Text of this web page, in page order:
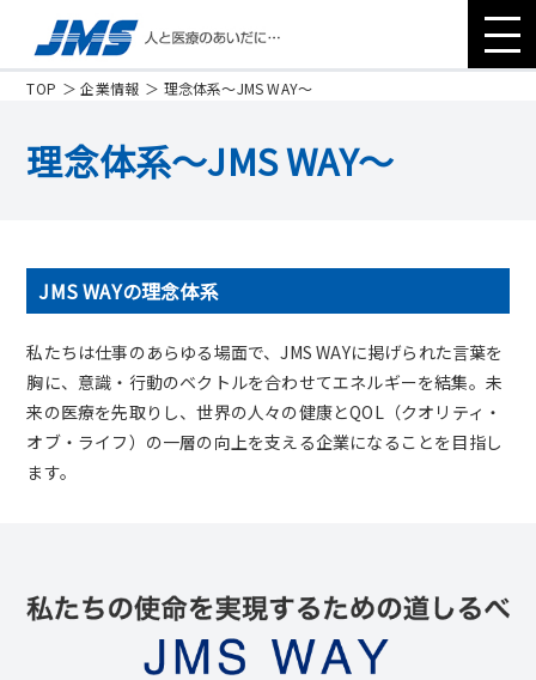
サステナビリティ
IR情報
採用情報
医療関係者の皆さまへ
TOP 企業情報 理念体系～JMS WAY～
理念体系～JMS WAY～
JMS WAYの理念体系
私たちは仕事のあらゆる場面で、JMS WAYに掲げられた言葉を
胸に、意識・行動のベクトルを合わせてエネルギーを結集。未
来の医療を先取りし、世界の人々の健康とQOL（クオリティ・
オブ・ライフ）の一層の向上を支える企業になることを目指し
ます。